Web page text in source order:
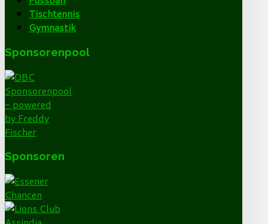
Tischtennis
Gymnastik
Sponsorenpool
Sponsoren